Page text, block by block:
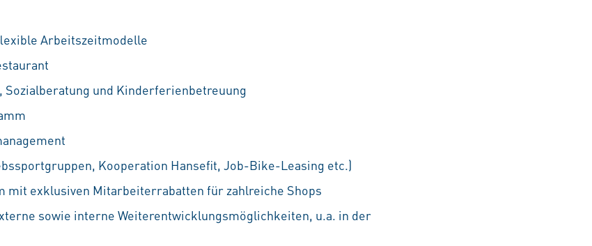
Arbeitszeitmodelle
und Kinderferienbetreuung
Kooperation Hansefit, Job-Bike-Leasing etc.)
mit exklusiven Mitarbeiterrabatten für zahlreiche Shops
sowie interne Weiterentwicklungsmöglichkeiten, u.a. in der